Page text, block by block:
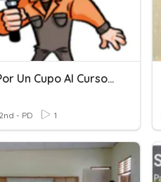
Participa Por Un Cupo Al Curso De Auditor ISO 45001:2018
2nd - PD 1